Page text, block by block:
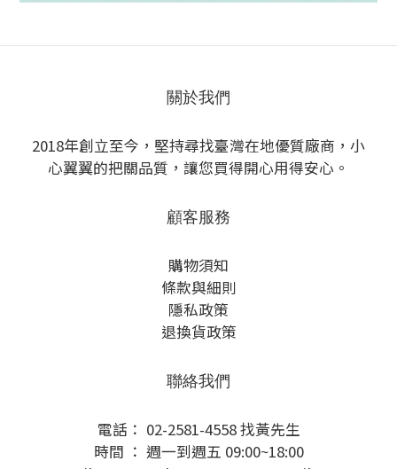
關於我們
2018年創立至今，堅持尋找臺灣在地優質廠商，小
心翼翼的把關品質，讓您買得開心用得安心。
顧客服務
購物須知
條款與細則
隱私政策
退換貨政策
聯絡我們
電話： 02-2581-4558 找黃先生
時間 ： 週一到週五 09:00~18:00